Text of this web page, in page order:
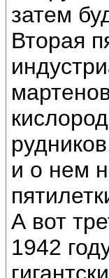
затем
Вторая
и о нем
А вот
1942